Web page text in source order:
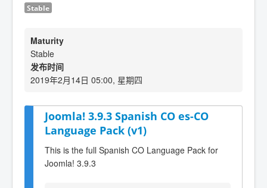
Stable
Maturity
Stable
发布时间
2019年2月14日 05:00, 星期四
Joomla! 3.9.3 Spanish CO es-CO
Language Pack (v1)
This is the full Spanish CO Language Pack for
Joomla! 3.9.3